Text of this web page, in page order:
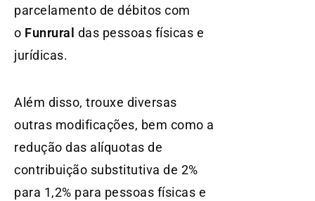
parcelamento de débitos com
o Funrural das pessoas físicas e
jurídicas.
Além disso, trouxe diversas
outras modificações, bem como a
redução das alíquotas de
contribuição substitutiva de 2%
para 1,2% para pessoas físicas e